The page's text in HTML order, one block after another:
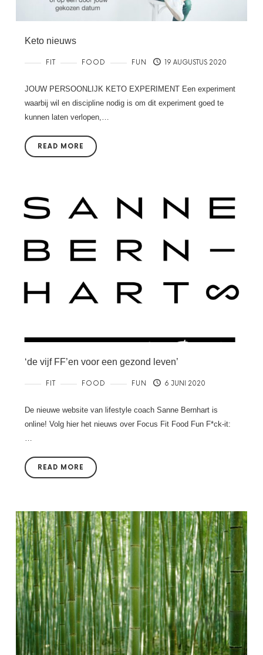
Keto nieuws
FIT FOOD FUN 19 AUGUSTUS 2020
JOUW PERSOONLIJK KETO EXPERIMENT Een experiment
waarbij wil en discipline nodig is om dit experiment goed te
kunnen laten verlopen,…
READ MORE
‘de vijf FF’en voor een gezond leven’
FIT FOOD FUN 6 JUNI 2020
De nieuwe website van lifestyle coach Sanne Bernhart is
online! Volg hier het nieuws over Focus Fit Food Fun F*ck-it:
READ MORE